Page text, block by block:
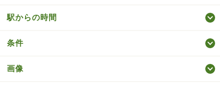
駅からの時間
条件
画像